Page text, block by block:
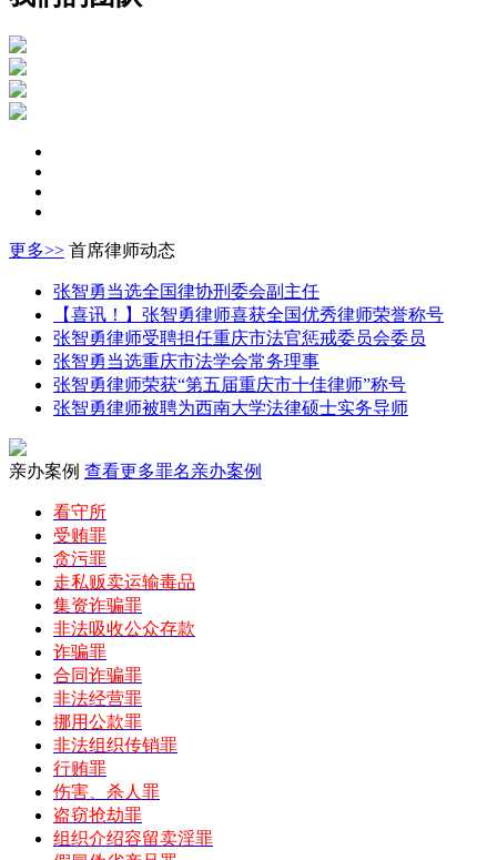
更多>> 首席律师动态
张智勇当选全国律协刑委会副主任
【喜讯！】张智勇律师喜获全国优秀律师荣誉称号
张智勇律师受聘担任重庆市法官惩戒委员会委员
张智勇当选重庆市法学会常务理事
张智勇律师荣获“第五届重庆市十佳律师”称号
张智勇律师被聘为西南大学法律硕士实务导师
亲办案例 查看更多罪名亲办案例
看守所
受贿罪
贪污罪
走私贩卖运输毒品
集资诈骗罪
非法吸收公众存款
诈骗罪
合同诈骗罪
非法经营罪
挪用公款罪
非法组织传销罪
行贿罪
伤害、杀人罪
盗窃抢劫罪
组织介绍容留卖淫罪